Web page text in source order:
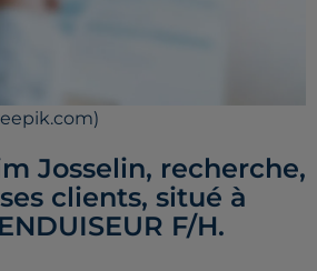
Josselin, recherche,
clients, situé à
F/H.